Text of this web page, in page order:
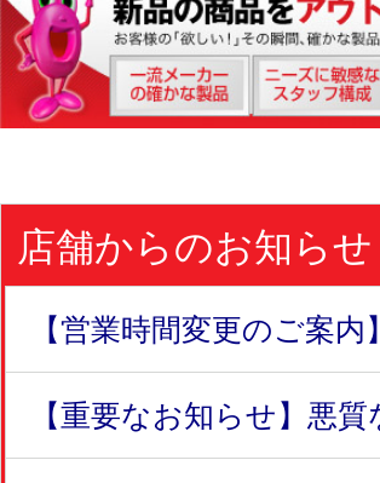
店舗からのお知らせ
【営業時間変更のご案内】
【重要なお知らせ】悪